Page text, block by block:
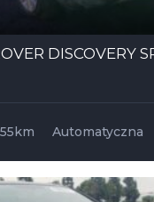
DISCOVERY
Automatyczna